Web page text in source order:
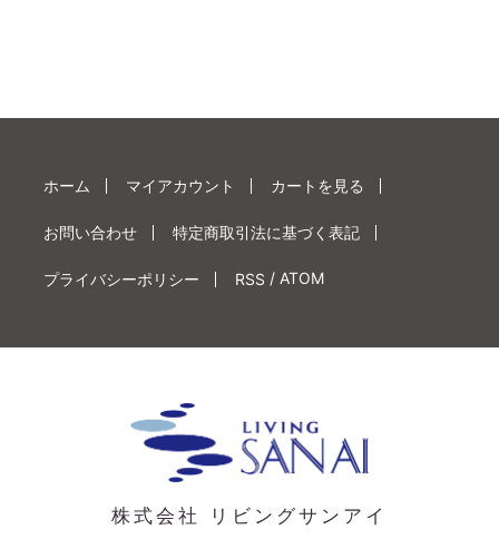
ホーム マイアカウント カートを見る
お問い合わせ 特定商取引法に基づく表記
プライバシーポリシー RSS / ATOM
株式会社 リビングサンアイ